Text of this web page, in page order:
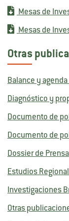
Mesas de
Mesas de
Otras
Balance y
Diagnóstico y
Documento de
Documento de
Dossier de Prensa
Estudios
Investigaciones
Otras